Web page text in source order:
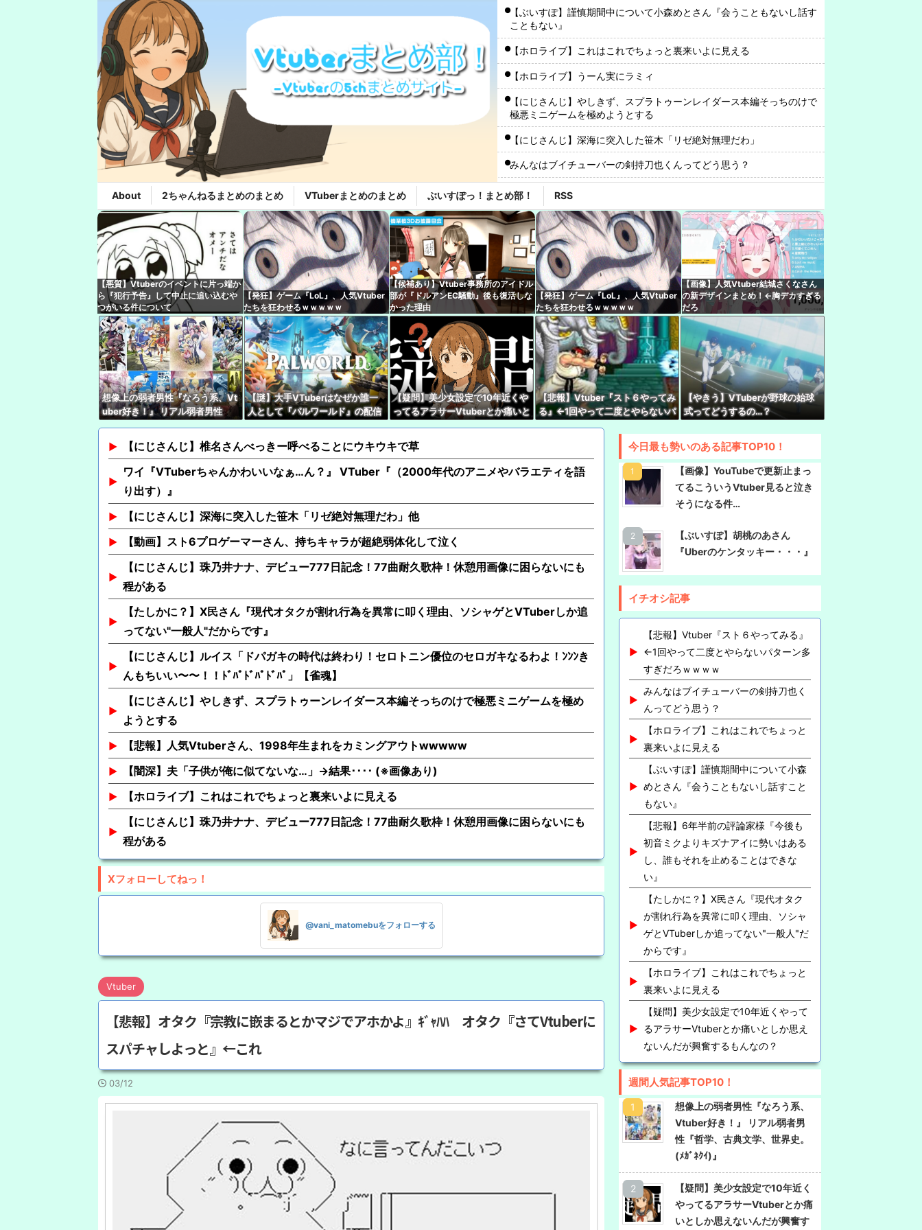
【ぶいすぽ】謹慎期間中について小森めとさん『会うこともないし話す
こともない』
【ホロライブ】これはこれでちょっと裏来いよに見える
【ホロライブ】うーん実にラミィ
【にじさんじ】やしきず、スプラトゥーンレイダース本編そっちのけで
極悪ミニゲームを極めようとする
【にじさんじ】深海に突入した笹木「リゼ絶対無理だわ」
みんなはブイチューバーの剣持刀也くんってどう思う？
【闇深】夫「子供が俺に似てないな…」→結果････ (※画像あり)
【ホロライブ】これはこれでちょっと裏来いよに見える
【たしかに？】X民さん『現代オタクが割れ行為を異常に叩く理由、ソシ
ャゲとVTuberしか追ってない"一般人"だからです』
【にじさんじ】珠乃井ナナ、デビュー777日記念！77曲耐久歌枠！休憩
用画像に困らないにも程がある
【速報】人気Vtuberみけねこさん、初小説が書籍化決定してしまう
wwwww←み！さんなんでもやるなあ
【動画】半ケツ祭り、限界突破ｗｗｗｗｗｗｗｗｗｗｗｗｗ
【悲報】人気Vtuberさん、1998年生まれをカミングアウトwwwww
【VCR RUST】SHAKAのケツを狙うとこうなる
にじさんじ「緑仙」大炎上！上から目線で圧が強い返信「もうすでに歌
ってる」埋もれてる曲を救いたい歌ってみた企画と視聴者に対するSNS
投稿が大荒れ
About 2ちゃんねるまとめのまとめ VTuberまとめのまとめ ぶいすぽっ！まとめ部！ RSS
【悪質】Vtuberのイベントに片っ端か
ら『犯行予告』して中止に追い込むや
つがいる件について
【発狂】ゲーム『LoL』、人気Vtuber
たちを狂わせるｗｗｗｗｗ
【候補あり】Vtuber事務所のアイドル
部が『ドルアンEC騒動』後も復活しな
かった理由
【発狂】ゲーム『LoL』、人気Vtuber
たちを狂わせるｗｗｗｗｗ
【画像】人気Vtuber結城さくなさん
の新デザインまとめ！←胸デカすぎる
だろ
想像上の弱者男性『なろう系、Vt
uber好き！』 リアル弱者男性
【謎】大手VTuberはなぜか誰一
人として『パルワールド』の配信
【疑問】美少女設定で10年近くや
ってるアラサーVtuberとか痛いと
なの？
【悲報】Vtuber『スト６やってみ
る』←1回やって二度とやらないパ
【やきう】VTuberが野球の始球
式ってどうするの…？
【にじさんじ】椎名さんべっきー呼べることにウキウキで草
ワイ『VTuberちゃんかわいいなぁ…ん？』 VTuber『（2000年代のアニメやバラエティを語
り出す）』
【にじさんじ】深海に突入した笹木「リゼ絶対無理だわ」他
【動画】スト6プロゲーマーさん、持ちキャラが超絶弱体化して泣く
【にじさんじ】珠乃井ナナ、デビュー777日記念！77曲耐久歌枠！休憩用画像に困らないにも
程がある
【たしかに？】X民さん『現代オタクが割れ行為を異常に叩く理由、ソシャゲとVTuberしか追
ってない"一般人"だからです』
【にじさんじ】ルイス「ドパガキの時代は終わり！セロトニン優位のセロガキなるわよ！ﾝﾝﾝき
んもちいい〜〜！！ﾄﾞﾊﾟﾄﾞﾊﾟﾄﾞﾊﾟ」【雀魂】
【にじさんじ】やしきず、スプラトゥーンレイダース本編そっちのけで極悪ミニゲームを極め
ようとする
【悲報】人気Vtuberさん、1998年生まれをカミングアウトwwwww
【闇深】夫「子供が俺に似てないな…」→結果････ (※画像あり)
【ホロライブ】これはこれでちょっと裏来いよに見える
【にじさんじ】珠乃井ナナ、デビュー777日記念！77曲耐久歌枠！休憩用画像に困らないにも
程がある
Xフォローしてねっ！
@vani_matomebuをフォローする
Vtuber
【悲報】オタク『宗教に嵌まるとかマジでアホかよ』ｷﾞｬﾊﾊ オタク『さてVtuberに
スパチャしよっと』←これ
03/12
今日最も勢いのある記事TOP10！
【画像】YouTubeで更新止まっ
てるこういうVtuber見ると泣き
そうになる件…
【ぶいすぽ】胡桃のあさん
『Uberのケンタッキー・・・』
イチオシ記事
【悲報】Vtuber『スト６やってみる』
←1回やって二度とやらないパターン多
すぎだろｗｗｗｗ
みんなはブイチューバーの剣持刀也く
んってどう思う？
【ホロライブ】これはこれでちょっと
裏来いよに見える
【ぶいすぽ】謹慎期間中について小森
めとさん『会うこともないし話すこと
もない』
【悲報】6年半前の評論家様『今後も
初音ミクよりキズナアイに勢いはある
し、誰もそれを止めることはできな
い』
【たしかに？】X民さん『現代オタク
が割れ行為を異常に叩く理由、ソシャ
ゲとVTuberしか追ってない"一般人"だ
からです』
【ホロライブ】これはこれでちょっと
裏来いよに見える
【疑問】美少女設定で10年近くやって
るアラサーVtuberとか痛いとしか思え
ないんだが興奮するもんなの？
週間人気記事TOP10！
想像上の弱者男性『なろう系、
Vtuber好き！』 リアル弱者男
性『哲学、古典文学、世界史。
(ﾒｶﾞﾈｸｲ)』
【疑問】美少女設定で10年近く
やってるアラサーVtuberとか痛
いとしか思えないんだが興奮す